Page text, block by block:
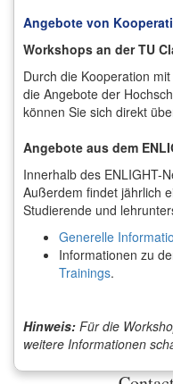
Angebote von
Workshops an der TU
Durch die Kooperation
die Angebote der
können Sie sich direkt
Angebote aus dem
Innerhalb des ENLIGHT-
Außerdem findet jährlich
Studierende und
Generelle
Informationen zu
Trainings.
Hinweis: Für die
weitere Informationen